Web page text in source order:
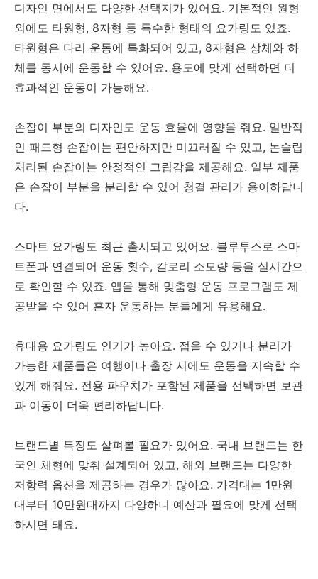
디자인 면에서도 다양한 선택지가 있어요. 기본적인 원형
외에도 타원형, 8자형 등 특수한 형태의 요가링도 있죠.
타원형은 다리 운동에 특화되어 있고, 8자형은 상체와 하
체를 동시에 운동할 수 있어요. 용도에 맞게 선택하면 더
효과적인 운동이 가능해요.
손잡이 부분의 디자인도 운동 효율에 영향을 줘요. 일반적
인 패드형 손잡이는 편안하지만 미끄러질 수 있고, 논슬립
처리된 손잡이는 안정적인 그립감을 제공해요. 일부 제품
은 손잡이 부분을 분리할 수 있어 청결 관리가 용이하답니
다.
스마트 요가링도 최근 출시되고 있어요. 블루투스로 스마
트폰과 연결되어 운동 횟수, 칼로리 소모량 등을 실시간으
로 확인할 수 있죠. 앱을 통해 맞춤형 운동 프로그램도 제
공받을 수 있어 혼자 운동하는 분들에게 유용해요.
휴대용 요가링도 인기가 높아요. 접을 수 있거나 분리가
가능한 제품들은 여행이나 출장 시에도 운동을 지속할 수
있게 해줘요. 전용 파우치가 포함된 제품을 선택하면 보관
과 이동이 더욱 편리하답니다.
브랜드별 특징도 살펴볼 필요가 있어요. 국내 브랜드는 한
국인 체형에 맞춰 설계되어 있고, 해외 브랜드는 다양한
저항력 옵션을 제공하는 경우가 많아요. 가격대는 1만원
대부터 10만원대까지 다양하니 예산과 필요에 맞게 선택
하시면 돼요.